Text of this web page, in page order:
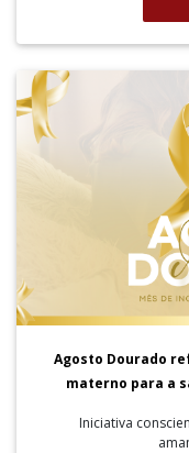
Agosto Dourado
materno para a
Iniciativa